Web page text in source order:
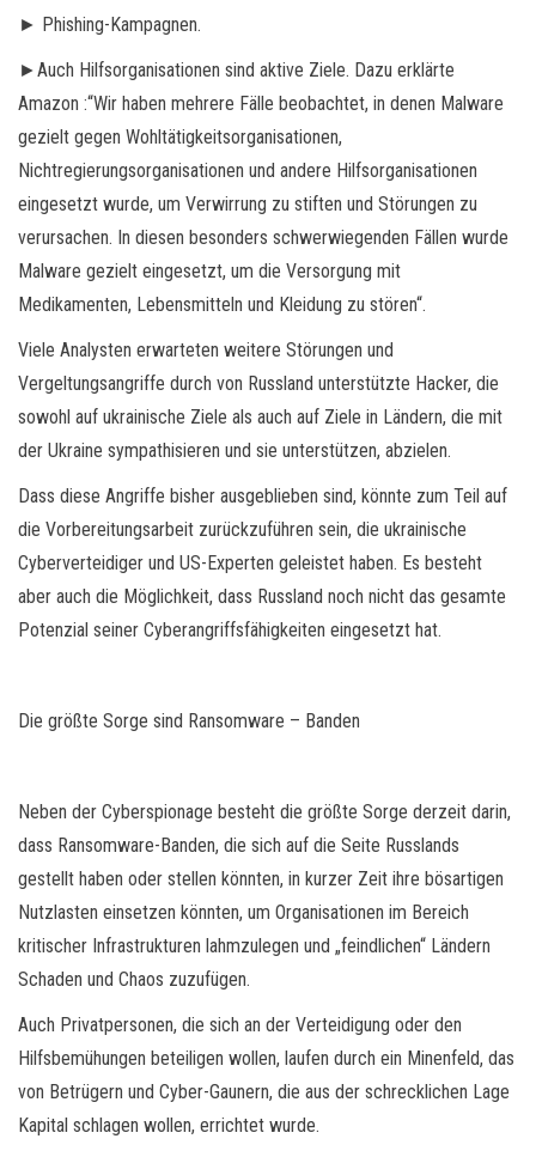
► Phishing-Kampagnen.
►Auch Hilfsorganisationen sind aktive Ziele. Dazu erklärte
Amazon :“Wir haben mehrere Fälle beobachtet, in denen Malware
gezielt gegen Wohltätigkeitsorganisationen,
Nichtregierungsorganisationen und andere Hilfsorganisationen
eingesetzt wurde, um Verwirrung zu stiften und Störungen zu
verursachen. In diesen besonders schwerwiegenden Fällen wurde
Malware gezielt eingesetzt, um die Versorgung mit
Medikamenten, Lebensmitteln und Kleidung zu stören“.
Viele Analysten erwarteten weitere Störungen und
Vergeltungsangriffe durch von Russland unterstützte Hacker, die
sowohl auf ukrainische Ziele als auch auf Ziele in Ländern, die mit
der Ukraine sympathisieren und sie unterstützen, abzielen.
Dass diese Angriffe bisher ausgeblieben sind, könnte zum Teil auf
die Vorbereitungsarbeit zurückzuführen sein, die ukrainische
Cyberverteidiger und US-Experten geleistet haben. Es besteht
aber auch die Möglichkeit, dass Russland noch nicht das gesamte
Potenzial seiner Cyberangriffsfähigkeiten eingesetzt hat.
Die größte Sorge sind Ransomware – Banden
Neben der Cyberspionage besteht die größte Sorge derzeit darin,
dass Ransomware-Banden, die sich auf die Seite Russlands
gestellt haben oder stellen könnten, in kurzer Zeit ihre bösartigen
Nutzlasten einsetzen könnten, um Organisationen im Bereich
kritischer Infrastrukturen lahmzulegen und „feindlichen“ Ländern
Schaden und Chaos zuzufügen.
Auch Privatpersonen, die sich an der Verteidigung oder den
Hilfsbemühungen beteiligen wollen, laufen durch ein Minenfeld, das
von Betrügern und Cyber-Gaunern, die aus der schrecklichen Lage
Kapital schlagen wollen, errichtet wurde.